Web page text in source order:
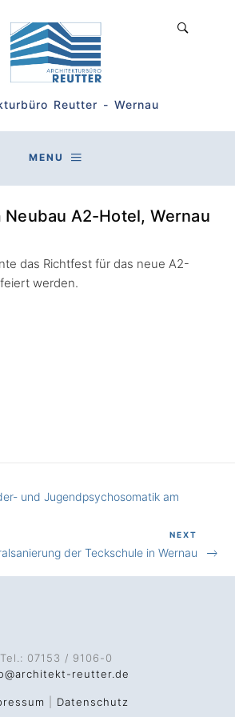
Reutter - Wernau
MENU
A2-Hotel, Wernau
das Richtfest für das neue A2-
werden.
und Jugendpsychosomatik am
NEXT
der Teckschule in Wernau
Tel.: 07153 / 9106-0
reutter.de
Datenschutz